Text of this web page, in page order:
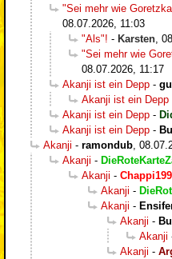
"Sei mehr wie
08.07.2026, 11:03
"Als"! - Karsten
"Sei mehr wie
08.07.2026, 11:17
Akanji ist ein Depp -
Akanji ist ein Depp
Akanji ist ein Depp -
Akanji ist ein Depp -
Akanji - ramondub
Akanji -
Akanji -
Akanji -
Akanji -
Akanji -
Akanji
Akanji -